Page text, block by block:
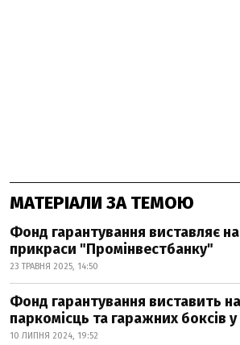
МАТЕРІАЛИ ЗА ТЕМОЮ
Фонд гарантування виставляє
прикраси "Промінвестбанку"
23 ТРАВНЯ 2025, 14:50
Фонд гарантування виставить
паркомісць та гаражних боксів у
10 ЛИПНЯ 2024, 19:52